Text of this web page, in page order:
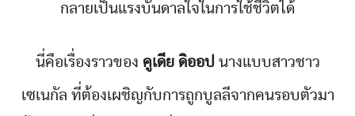
กลายเป็นแรงบันดาลใจในการใช้ชีวิตได้
นี่คือเรื่องราวของ คูเดีย ดิออป นางแบบสาวชาว
เซเนกัล ที่ต้องเผชิญกับการถูกบูลลีจากคนรอบตัวมา